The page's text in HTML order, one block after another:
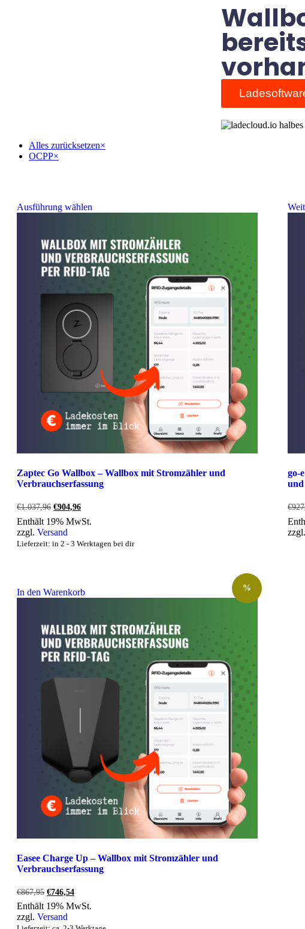
Alles zurücksetzen×
OCPP×
Ausführung wählen
Zaptec Go Wallbox – Wallbox mit Stromzähler und
Verbrauchserfassung
€1.037,96 Ursprünglicher
war:
€1.037,96
€904,96Aktueller
ist:
Enthält 19% MwSt.
zzgl. Versand
Lieferzeit: in 2 - 3 Werktagen bei dir
go-
und
€
zzgl.
In den Warenkorb %
Easee Charge Up – Wallbox mit Stromzähler und
Verbrauchserfassung
€867,95 Ursprünglicher
Preis
war:
€867,95
€746,54Aktueller
Preis
ist:
Enthält 19% MwSt.
zzgl. Versand